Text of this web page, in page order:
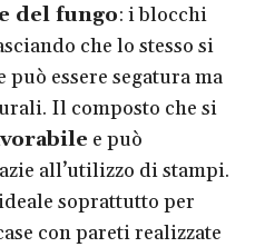
del fungo: i blocchi
che lo stesso si
essere segatura ma
Il composto che si
e può
all’utilizzo di stampi.
soprattutto per
con pareti realizzate